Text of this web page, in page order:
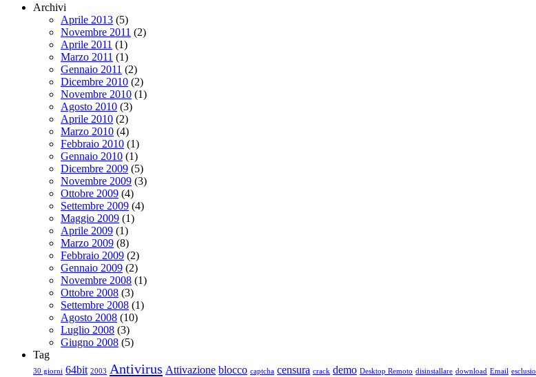
Archivi
Aprile 2013 (5)
Novembre 2011 (2)
Aprile 2011 (1)
Marzo 2011 (1)
Gennaio 2011 (2)
Dicembre 2010 (2)
Novembre 2010 (1)
Agosto 2010 (3)
Aprile 2010 (2)
Marzo 2010 (4)
Febbraio 2010 (1)
Gennaio 2010 (1)
Dicembre 2009 (5)
Novembre 2009 (3)
Ottobre 2009 (4)
Settembre 2009 (4)
Maggio 2009 (1)
Aprile 2009 (1)
Marzo 2009 (8)
Febbraio 2009 (2)
Gennaio 2009 (2)
Novembre 2008 (1)
Ottobre 2008 (3)
Settembre 2008 (1)
Agosto 2008 (10)
Luglio 2008 (3)
Giugno 2008 (5)
Tag
30 giorni 64bit 2003 Antivirus Attivazione blocco captcha censura crack demo Desktop Remoto disinstallare download Email